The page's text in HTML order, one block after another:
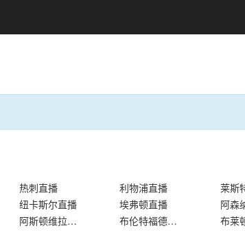
热刺直播 利物浦直播
莱斯
纽卡斯尔直播 埃弗顿直播
阿森
阿斯顿维拉直播 布伦特福德直播
布莱